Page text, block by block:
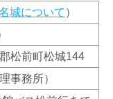
城について ）
松前町松城144
事務所）